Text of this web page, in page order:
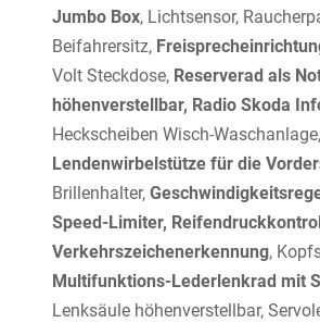
Jumbo Box, Lichtsensor,
Beifahrersitz,
Volt Steckdose, Reserverad als
höhenverstellbar, Radio Skoda
Heckscheiben Wisch-Waschanlage,
Lendenwirbelstütze für die
Brillenhalter,
Speed-Limiter,
Verkehrszeichenerkennung,
Multifunktions-Lederlenkrad mit
Lenksäule höhenverstellbar,